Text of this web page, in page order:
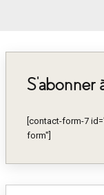
S’abonner
[contact-form-7
form"]